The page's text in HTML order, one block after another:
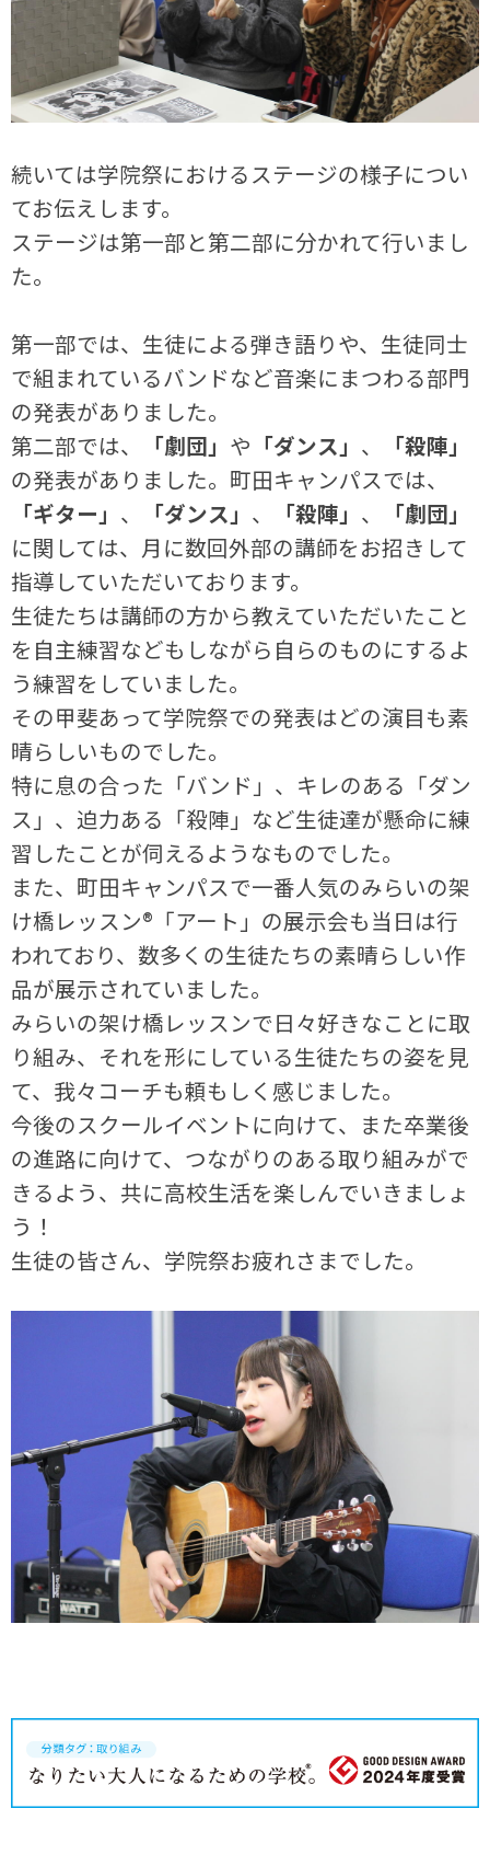
続いては学院祭におけるステージの様子につい
てお伝えします。
ステージは第一部と第二部に分かれて行いまし
た。
第一部では、生徒による弾き語りや、生徒同士
で組まれているバンドなど音楽にまつわる部門
の発表がありました。
第二部では、
「劇団」 や 「ダンス」 、
「殺陣」
の発表がありました。町田キャンパスでは、
「ギター」 、 「ダンス」 、 「殺陣」 、
「劇団」
に関しては、月に数回外部の講師をお招きして
指導していただいております。
生徒たちは講師の方から教えていただいたこと
を自主練習などもしながら自らのものにするよ
う練習をしていました。
その甲斐あって学院祭での発表はどの演目も素
晴らしいものでした。
特に息の合った「バンド」、キレのある「ダン
ス」、迫力ある「殺陣」など生徒達が懸命に練
習したことが伺えるようなものでした。
また、町田キャンパスで一番人気のみらいの架
け橋レッスン®「アート」の展示会も当日は行
われており、数多くの生徒たちの素晴らしい作
品が展示されていました。
みらいの架け橋レッスンで日々好きなことに取
り組み、それを形にしている生徒たちの姿を見
て、我々コーチも頼もしく感じました。
今後のスクールイベントに向けて、また卒業後
の進路に向けて、つながりのある取り組みがで
きるよう、共に高校生活を楽しんでいきましょ
う！
生徒の皆さん、学院祭お疲れさまでした。